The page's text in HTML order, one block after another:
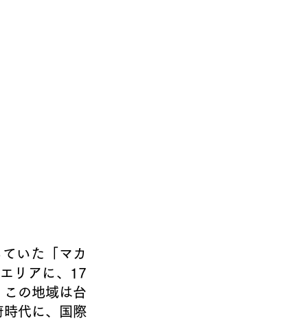
いた「マカ
リアに、17
の地域は台
時代に、国際